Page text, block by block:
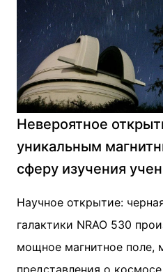
Невероятное
уникальным
сферу изучения
Научное открытие:
галактики NRAO 530
мощное магнитное
представления о космосе.